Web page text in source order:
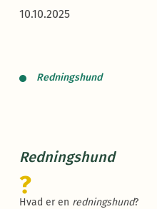
10.10.2025
Redningshund
Redningshund
?
Hvad er en redningshund?